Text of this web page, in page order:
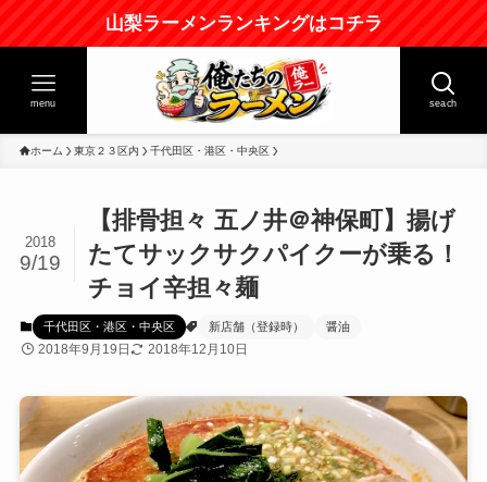
山梨ラーメンランキングはコチラ
seach
menu
ホーム 東京２３区内 千代田区・港区・中央区
【排骨担々 五ノ井＠神保町】揚げ
たてサックサクパイクーが乗る！
チョイ辛担々麺
2018
9/19
千代田区・港区・中央区 新店舗（登録時） 醤油
2018年9月19日 2018年12月10日